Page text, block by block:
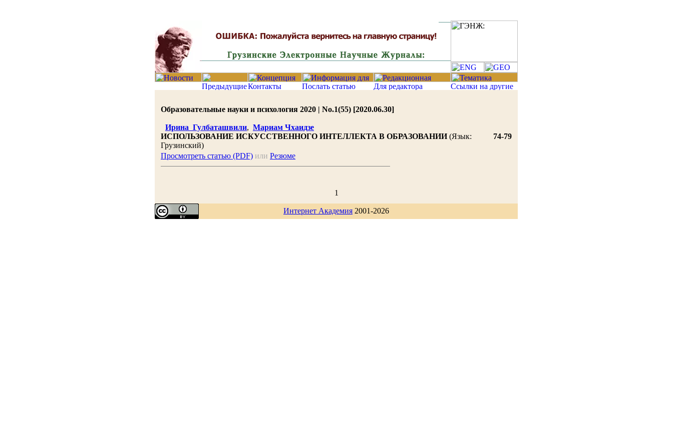
Образовательные науки и психология 2020 | No.1(55) [2020.06.30]
Ирина Гулбаташвили, Мариам Чхаидзе
ИСПОЛЬЗОВАНИЕ ИСКУССТВЕННОГО ИНТЕЛЛЕКТА В ОБРАЗОВАНИИ(Язык:
Грузинский)
74-79
Просмотреть статью (PDF) или Резюме
1
Интернет Академия 2001-2026